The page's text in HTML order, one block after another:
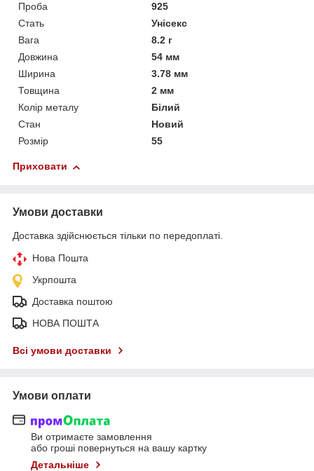
Проба
925
Стать
Унісекс
Вага
8.2 г
Довжина
54 мм
Ширина
3.78 мм
Товщина
2 мм
Колір металу
Білий
Стан
Новий
Розмір
55
Приховати
Умови доставки
Доставка здійснюється тільки по передоплаті.
Нова Пошта
Укрпошта
Доставка поштою
НОВА ПОШТА
Всі умови доставки
Умови оплати
Ви отримаєте замовлення
або гроші повернуться на вашу картку
Детальніше